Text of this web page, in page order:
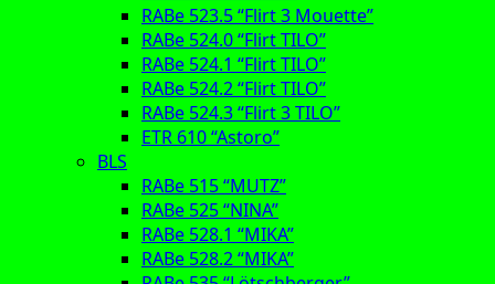
RABe 523.5 “Flirt 3 Mouette”
RABe 524.0 “Flirt TILO”
RABe 524.1 “Flirt TILO”
RABe 524.2 “Flirt TILO”
RABe 524.3 “Flirt 3 TILO”
ETR 610 “Astoro”
BLS
RABe 515 “MUTZ”
RABe 525 “NINA”
RABe 528.1 “MIKA”
RABe 528.2 “MIKA”